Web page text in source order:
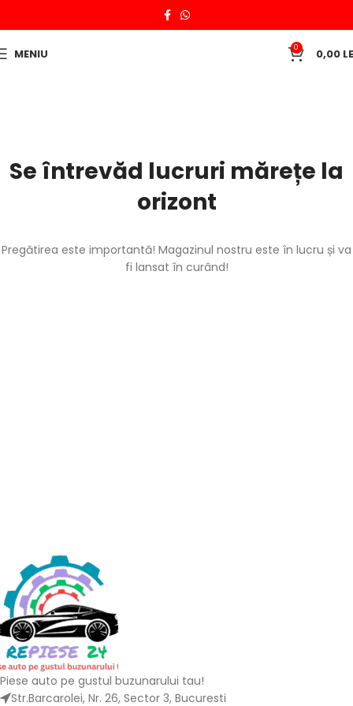
MENIU 0 0,00
Se întrevăd lucruri mărețe la
orizont
Pregătirea este importantă! Magazinul nostru este în lucru și va
fi lansat în curând!
Piese auto pe gustul buzunarului tau!
Str.Barcarolei, Nr. 26, Sector 3, Bucuresti